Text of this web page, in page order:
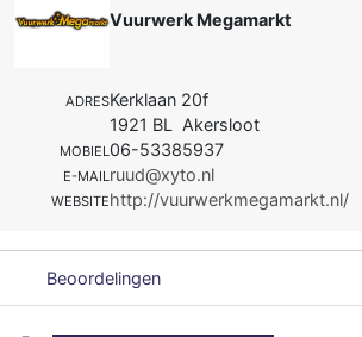
Vuurwerk Megamarkt
ADRESKerklaan 20f
1921 BL Akersloot
MOBIEL06-53385937
E-MAILruud@xyto.nl
WEBSITEhttp://vuurwerkmegamarkt.nl/
Beoordelingen